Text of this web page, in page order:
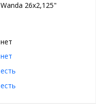
Wanda 26х2,125"
нет
нет
есть
есть